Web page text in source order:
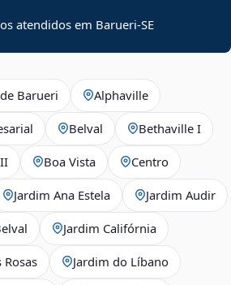
atendidos em Barueri-SE
Barueri Alphaville
Belval Bethaville I
Boa Vista Centro
Jardim Ana Estela Jardim Audir
Jardim Califórnia
Rosas Jardim do Líbano